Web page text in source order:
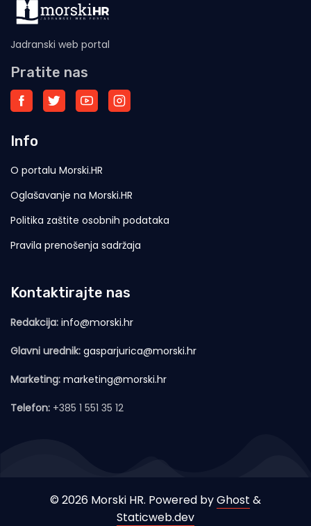
Jadranski web portal
Pratite nas
Info
O portalu Morski.HR
Oglašavanje na Morski.HR
Politika zaštite osobnih podataka
Pravila prenošenja sadržaja
Kontaktirajte nas
Redakcija: info@morski.hr
Glavni urednik: gasparjurica@morski.hr
Marketing: marketing@morski.hr
Telefon: +385 1 551 35 12
© 2026 Morski HR. Powered byGhost &
Staticweb.dev